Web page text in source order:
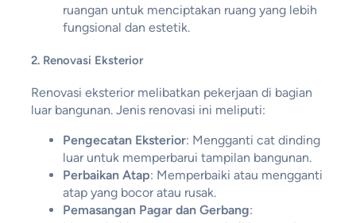
ruangan untuk menciptakan ruang yang lebih
fungsional dan estetik.
2. Renovasi Eksterior
Renovasi eksterior melibatkan pekerjaan di bagian
luar bangunan. Jenis renovasi ini meliputi:
Pengecatan Eksterior: Mengganti cat dinding
luar untuk memperbarui tampilan bangunan.
Perbaikan Atap: Memperbaiki atau mengganti
atap yang bocor atau rusak.
Pemasangan Pagar dan Gerbang: